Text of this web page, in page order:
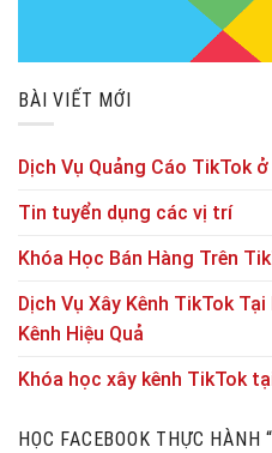
BÀI VIẾT MỚI
Dịch Vụ Quảng Cáo TikTok
Tin tuyển dụng các vị trí
Khóa Học Bán Hàng Trên
Dịch Vụ Xây Kênh TikTok
Kênh Hiệu Quả
Khóa học xây kênh TikTok
HỌC FACEBOOK THỰC HÀNH